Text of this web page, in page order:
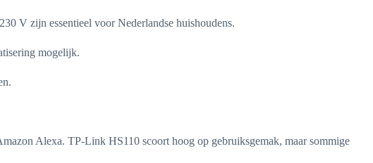
V zijn essentieel voor Nederlandse huishoudens.
mogelijk.
Alexa. TP-Link HS110 scoort hoog op gebruiksgemak, maar sommige